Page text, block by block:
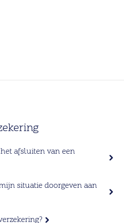
afsluiten van een
situatie doorgeven aan